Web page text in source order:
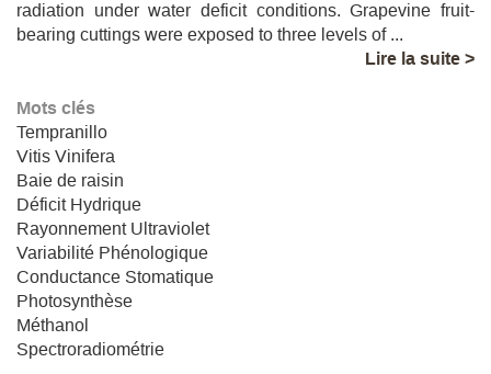
radiation under water deficit conditions. Grapevine fruit-
bearing cuttings were exposed to three levels of ...
Lire la suite >
Mots clés
Tempranillo
Vitis Vinifera
Baie de raisin
Déficit Hydrique
Rayonnement Ultraviolet
Variabilité Phénologique
Conductance Stomatique
Photosynthèse
Méthanol
Spectroradiométrie